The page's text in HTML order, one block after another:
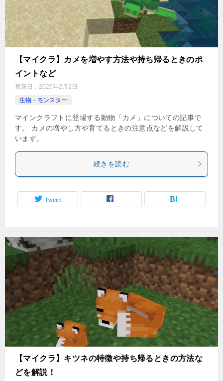
【マイクラ】カメを増やす方法や持ち帰るときのポ
イントなど
更新日： 2026年2月2日
生物・モンスター
マインクラフトに登場する動物「カメ」についての記事で
す。 カメの増やし方や育てるときの注意点などを解説して
います。
続きを読む
Tweet
【マイクラ】キツネの特徴や持ち帰るときの方法な
どを解説！